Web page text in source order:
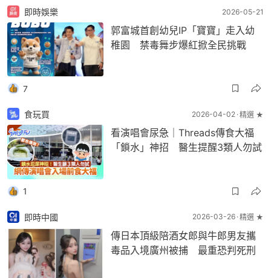
即時娛樂 2026-05-21
郭富城首創幼兒IP「寶寶」走入幼
稚園 禁毒舞步爆紅掀全民挑戰
7
食玩買 2026-04-02 精選 ★
看演唱會尿急｜Threads傳食大福
「鎖水」神招 醫生提醒3類人勿試
1
即時中國 2026-03-26 精選 ★
傳日本頂級陪酒女郎與牛郎男友攜
毒品入境廣州被捕 最重恐判死刑